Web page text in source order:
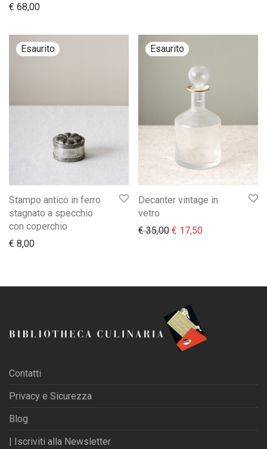
€ 68,00
Stampo antico in ferro
stagnato a specchio
con coperchio
€ 8,00
Decanter vintage in
vetro
€35,00 Il prezzo originale era:
€ 17,50Il prezzo
Contatti
Privacy e Sicurezza
Blog
| Iscriviti alla Newsletter